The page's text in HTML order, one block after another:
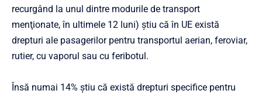
recurgând la unul dintre modurile de transport
menţionate, în ultimele 12 luni) ştiu că în UE există
drepturi ale pasagerilor pentru transportul aerian, feroviar,
rutier, cu vaporul sau cu feribotul.
Însă numai 14% ştiu că există drepturi specifice pentru